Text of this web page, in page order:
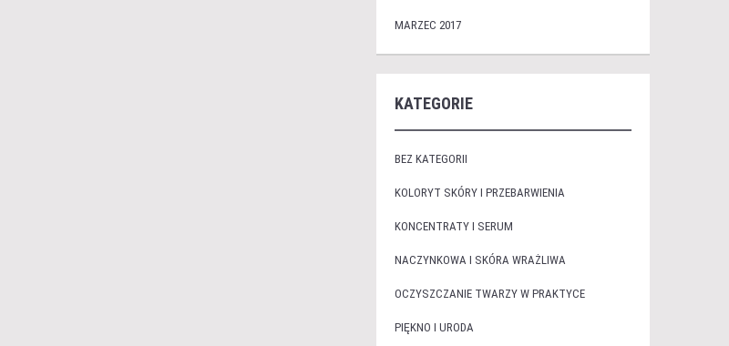
MARZEC 2017
KATEGORIE
BEZ KATEGORII
KOLORYT SKÓRY I PRZEBARWIENIA
KONCENTRATY I SERUM
NACZYNKOWA I SKÓRA WRAŻLIWA
OCZYSZCZANIE TWARZY W PRAKTYCE
PIĘKNO I URODA